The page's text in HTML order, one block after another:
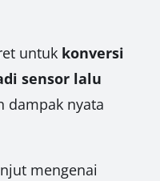
untuk konversi
sensor lalu
dampak nyata
mengenai